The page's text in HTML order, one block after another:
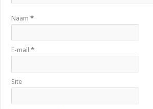
Naam*
E-mail*
Site